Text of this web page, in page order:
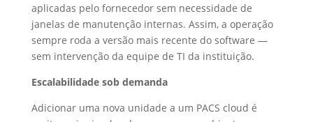
aplicadas pelo fornecedor sem necessidade de
janelas de manutenção internas. Assim, a operação
sempre roda a versão mais recente do software —
sem intervenção da equipe de TI da instituição.
Escalabilidade sob demanda
Adicionar uma nova unidade a um PACS cloud é